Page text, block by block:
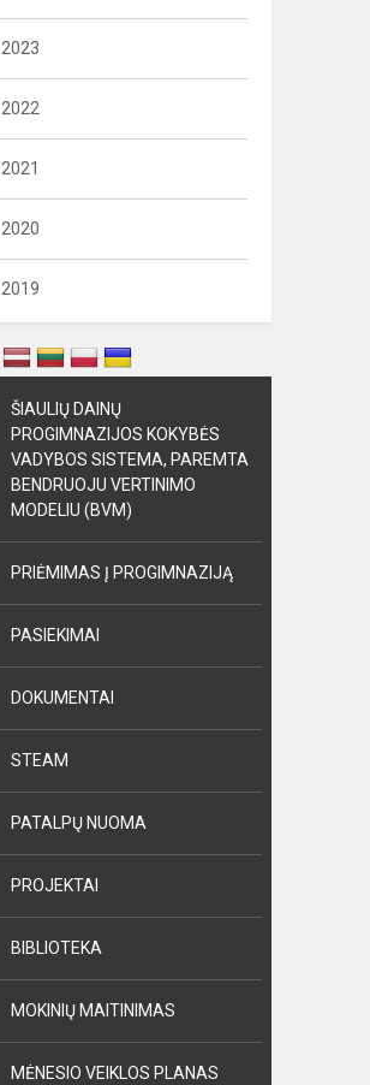
2023
2022
2021
2020
2019
ŠIAULIŲ DAINŲ
PROGIMNAZIJOS KOKYBĖS
VADYBOS SISTEMA, PAREMTA
BENDRUOJU VERTINIMO
MODELIU (BVM)
PRIĖMIMAS Į PROGIMNAZIJĄ
PASIEKIMAI
DOKUMENTAI
STEAM
PATALPŲ NUOMA
PROJEKTAI
BIBLIOTEKA
MOKINIŲ MAITINIMAS
MĖNESIO VEIKLOS PLANAS